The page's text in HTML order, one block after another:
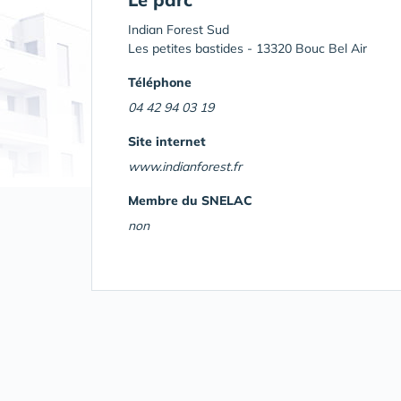
Indian Forest Sud
Les petites bastides - 13320 Bouc Bel Air
Téléphone
04 42 94 03 19
Site internet
www.indianforest.fr
Membre du SNELAC
non